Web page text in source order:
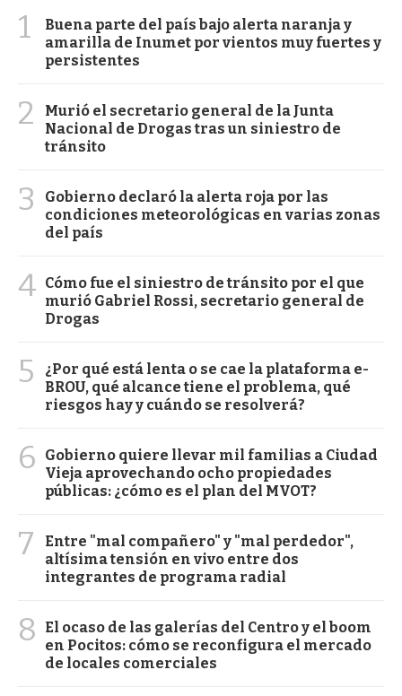
1
Buena parte del país bajo alerta naranja y
amarilla de Inumet por vientos muy fuertes y
persistentes
2
Murió el secretario general de la Junta
Nacional de Drogas tras un siniestro de
tránsito
3
Gobierno declaró la alerta roja por las
condiciones meteorológicas en varias zonas
del país
4 Cómo fue el siniestro de tránsito por el que
murió Gabriel Rossi, secretario general de
Drogas
5
¿Por qué está lenta o se cae la plataforma e-
BROU, qué alcance tiene el problema, qué
riesgos hay y cuándo se resolverá?
6
Gobierno quiere llevar mil familias a Ciudad
Vieja aprovechando ocho propiedades
públicas: ¿cómo es el plan del MVOT?
7
Entre "mal compañero" y "mal perdedor",
altísima tensión en vivo entre dos
integrantes de programa radial
8
El ocaso de las galerías del Centro y el boom
en Pocitos: cómo se reconfigura el mercado
de locales comerciales